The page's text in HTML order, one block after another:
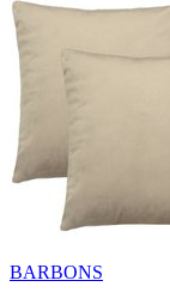
BARBONS